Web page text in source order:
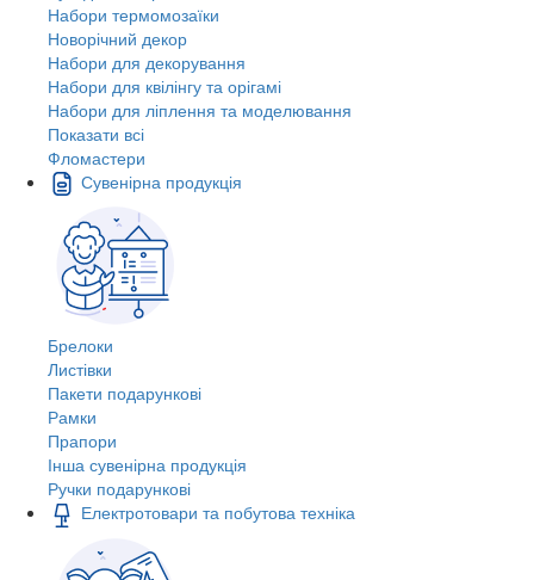
Набори термомозаїки
Новорічний декор
Набори для декорування
Набори для квілінгу та орігамі
Набори для ліплення та моделювання
Показати всі
Фломастери
Сувенірна продукція
Брелоки
Листівки
Пакети подарункові
Рамки
Прапори
Інша сувенірна продукція
Ручки подарункові
Електротовари та побутова техніка